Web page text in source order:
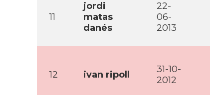
11
jordi
matas
danés
22-
06-
2013
12 ivan ripoll
31-10-
2012